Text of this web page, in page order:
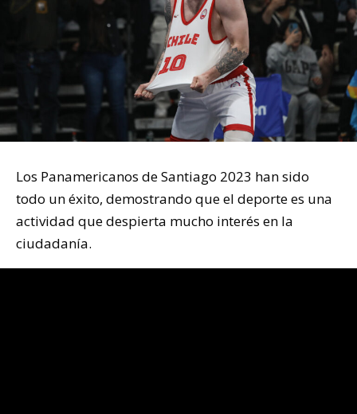
Los Panamericanos de Santiago 2023 han sido
todo un éxito, demostrando que el deporte es una
actividad que despierta mucho interés en la
ciudadanía.